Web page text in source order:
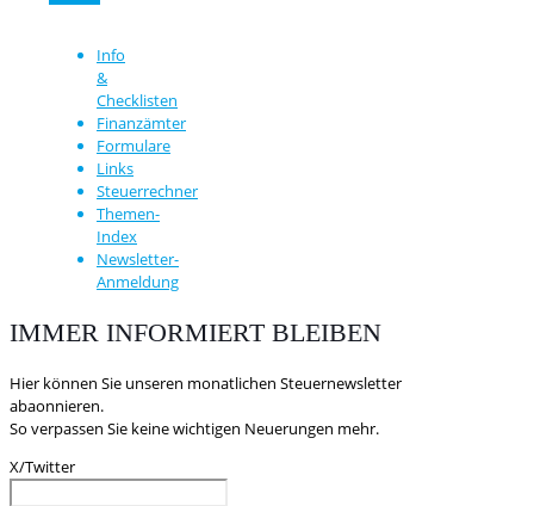
Info
&
Checklisten
Finanzämter
Formulare
Links
Steuerrechner
Themen-
Index
Newsletter-
Anmeldung
IMMER INFORMIERT BLEIBEN
Hier können Sie unseren monatlichen Steuernewsletter
abaonnieren.
So verpassen Sie keine wichtigen Neuerungen mehr.
X/Twitter